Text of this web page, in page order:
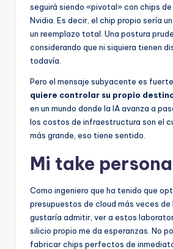
seguirá siendo «pivotal» con chips
Nvidia. Es decir, el chip propio sería
un reemplazo total. Una postura
considerando que ni siquiera tienen
todavía.
Pero el mensaje subyacente es
quiere controlar su propio
en un mundo donde la IA avanza a
los costos de infraestructura son el
más grande, eso tiene sentido.
Mi take
Como ingeniero que ha tenido que
presupuestos de cloud más veces de
gustaría admitir, ver a estos
silicio propio me da esperanzas. No
fabricar chips perfectos de